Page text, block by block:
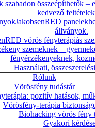
szabadon összeépíthetők –
kedvező
JakobsenRED
állványok.
vörös fényterápiás
szemeknek –
fényérzékenyeknek,
Használati,
Rólunk
Vörösfény tudástár
pozitív hatások,
Vörösfény-terápia
Biohacking vörös fény
Gyakori